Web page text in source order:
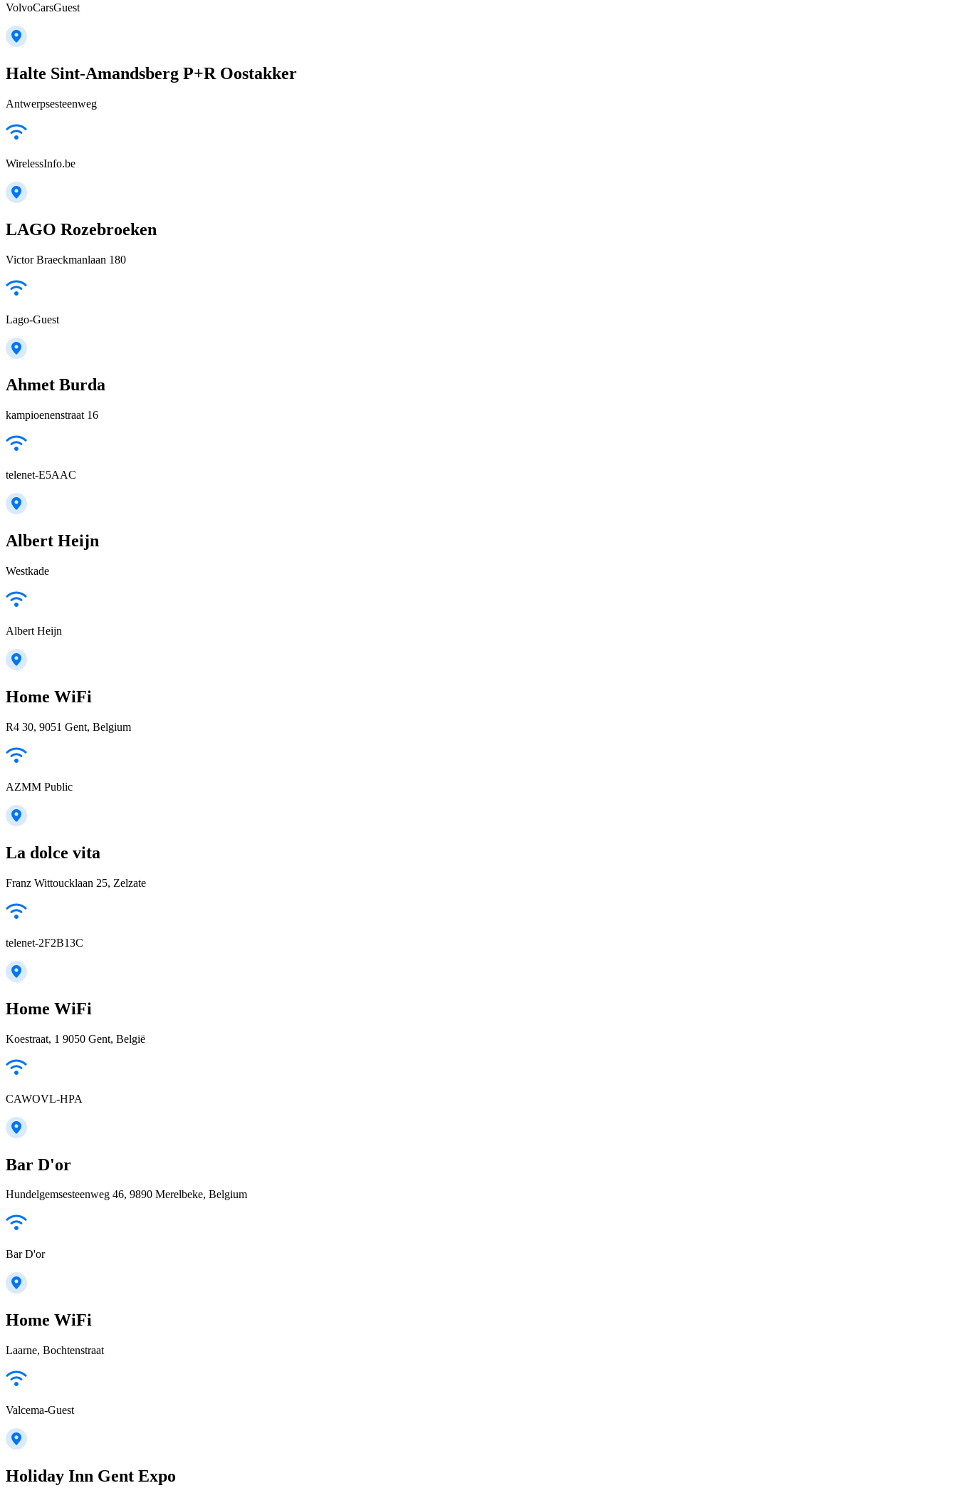
VolvoCarsGuest
Halte Sint-Amandsberg P+R Oostakker
Antwerpsesteenweg
WirelessInfo.be
LAGO Rozebroeken
Victor Braeckmanlaan 180
Lago-Guest
Ahmet Burda
kampioenenstraat 16
telenet-E5AAC
Albert Heijn
Westkade
Albert Heijn
Home WiFi
R4 30, 9051 Gent, Belgium
AZMM Public
La dolce vita
Franz Wittoucklaan 25, Zelzate
telenet-2F2B13C
Home WiFi
Koestraat, 1 9050 Gent, België
CAWOVL-HPA
Bar D'or
Hundelgemsesteenweg 46, 9890 Merelbeke, Belgium
Bar D'or
Home WiFi
Laarne, Bochtenstraat
Valcema-Guest
Holiday Inn Gent Expo